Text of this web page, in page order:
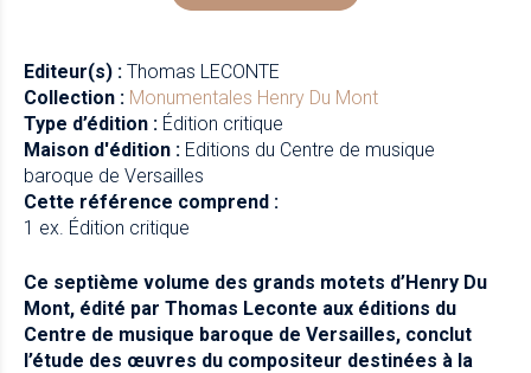
Editeur(s) : Thomas LECONTE
Collection : Monumentales Henry Du Mont
Type d’édition : Édition critique
Maison d'édition : Editions du Centre de musique
baroque de Versailles
Cette référence comprend :
1 ex. Édition critique
Ce septième volume des grands motets d’Henry Du
Mont, édité par Thomas Leconte aux éditions du
Centre de musique baroque de Versailles, conclut
l’étude des œuvres du compositeur destinées à la